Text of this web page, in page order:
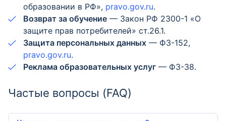
образовании в РФ», pravo.gov.ru.
Возврат за обучение — Закон РФ 2300-1 «О
защите прав потребителей» ст.26.1.
Защита персональных данных — ФЗ-152,
pravo.gov.ru.
Реклама образовательных услуг — ФЗ-38.
Частые вопросы (FAQ)